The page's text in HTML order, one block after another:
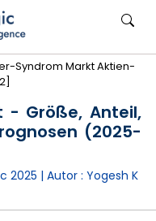
Versicherungen
• Fallstudien
Syndrom Markt Aktien-
- Größe, Anteil,
(2025-
2025 | Autor : Yogesh K